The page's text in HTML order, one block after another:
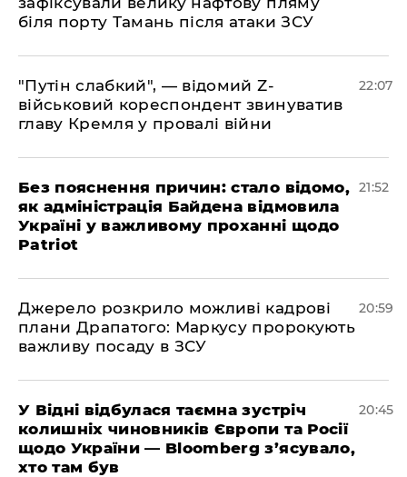
біля порту Тамань після атаки ЗСУ
"Путін слабкий", — відомий Z-
військовий кореспондент звинуватив
главу Кремля у провалі війни
22:07
​Без пояснення причин: стало відомо,
як адміністрація Байдена відмовила
Україні у важливому проханні щодо
Patriot
21:52
​Джерело розкрило можливі кадрові
плани Драпатого: Маркусу пророкують
важливу посаду в ЗСУ
20:59
​У Відні відбулася таємна зустріч
колишніх чиновників Європи та Росії
щодо України — Bloomberg з’ясувало,
хто там був
20:45